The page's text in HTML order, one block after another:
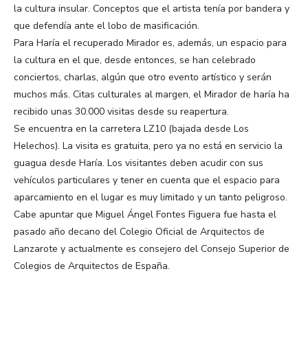
la cultura insular. Conceptos que el artista tenía por bandera y
que defendía ante el lobo de masificación.
Para Haría el recuperado Mirador es, además, un espacio para
la cultura en el que, desde entonces, se han celebrado
conciertos, charlas, algún que otro evento artístico y serán
muchos más. Citas culturales al margen, el Mirador de haría ha
recibido unas 30.000 visitas desde su reapertura.
Se encuentra en la carretera LZ10 (bajada desde Los
Helechos). La visita es gratuita, pero ya no está en servicio la
guagua desde Haría. Los visitantes deben acudir con sus
vehículos particulares y tener en cuenta que el espacio para
aparcamiento en el lugar es muy limitado y un tanto peligroso.
Cabe apuntar que Miguel Ángel Fontes Figuera fue hasta el
pasado año decano del Colegio Oficial de Arquitectos de
Lanzarote y actualmente es consejero del Consejo Superior de
Colegios de Arquitectos de España.